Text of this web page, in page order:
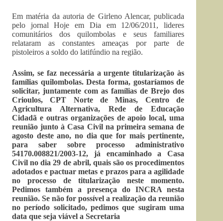
Em matéria da autoria de Girleno Alencar, publicada
pelo jornal Hoje em Dia em 12/06/2011, lideres
comunitários dos quilombolas e seus familiares
relataram as constantes ameaças por parte de
pistoleiros a soldo do latifúndio na região.
Assim, se faz necessária a urgente titularização às
famílias quilombolas. Desta forma, gostaríamos de
solicitar, juntamente com as famílias de Brejo dos
Crioulos, CPT Norte de Minas, Centro de
Agricultura Alternativa, Rede de Educação
Cidadã e outras organizações de apoio local, uma
reunião junto à Casa Civil na primeira semana de
agosto deste ano, no dia que for mais pertinente,
para saber sobre processoadministrativo
54170.008821/2003-12, já encaminhado a Casa
Civil no dia 29 de abril, quais são os procedimentos
adotados e pactuar metas e prazos para a agilidade
no processo de titularização neste momento.
Pedimos também a presença do INCRA nesta
reunião. Se não for possível a realização da reunião
no período solicitado, pedimos que sugiram uma
data que seja viável a Secretaria